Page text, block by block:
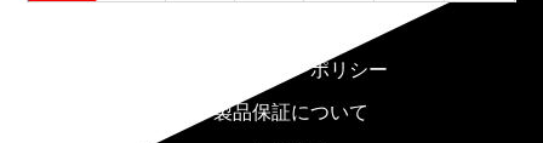
プライバシーポリシー
製品保証について